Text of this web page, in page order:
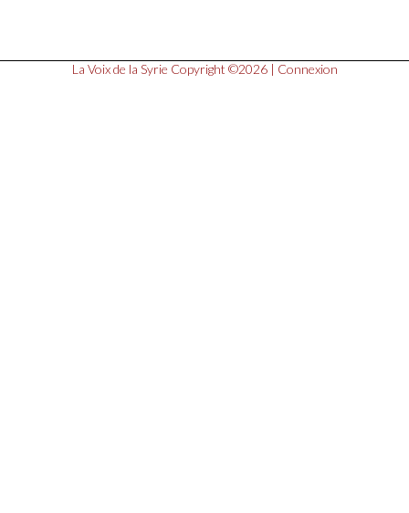
La Voix de la Syrie Copyright ©2026 | Connexion